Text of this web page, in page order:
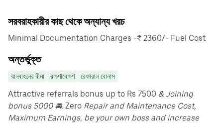
সরবরাহকারীর কাছ থেকে অন্যান্য খরচ
Minimal Documentation Charges -₹ 2360/- Fuel Cost
অন্তর্ভুক্ত
যানবাহনের বীমা রক্ষণাবেক্ষণ রেফারাল বোনাস
Attractive referrals bonus up to Rs 7500 & Joining
bonus 5000 🚘. Zero Repair and Maintenance Cost,
Maximum Earnings, be your own boss and increase